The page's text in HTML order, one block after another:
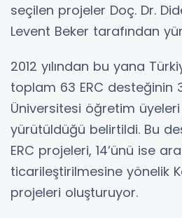
seçilen projeler Doç. Dr.
Levent Beker tarafından
2012 yılından bu yana
toplam 63 ERC desteğinin
Üniversitesi öğretim
yürütüldüğü belirtildi. Bu
ERC projeleri, 14’ünü ise
ticarileştirilmesine yönelik
projeleri oluşturuyor.